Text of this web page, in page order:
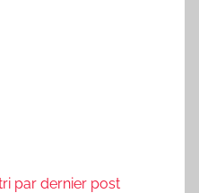
par dernier post